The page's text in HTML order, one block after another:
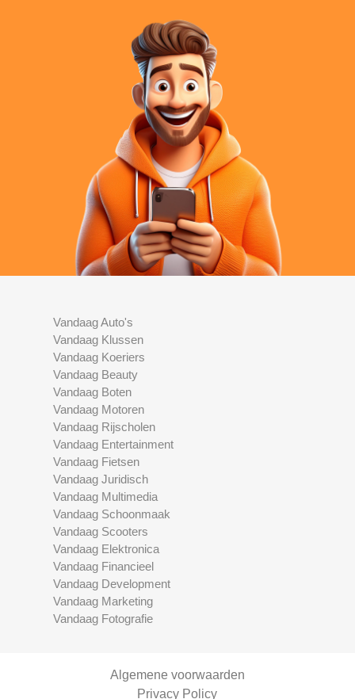
Vandaag Auto's
Vandaag Klussen
Vandaag Koeriers
Vandaag Beauty
Vandaag Boten
Vandaag Motoren
Vandaag Rijscholen
Vandaag Entertainment
Vandaag Fietsen
Vandaag Juridisch
Vandaag Multimedia
Vandaag Schoonmaak
Vandaag Scooters
Vandaag Elektronica
Vandaag Financieel
Vandaag Development
Vandaag Marketing
Vandaag Fotografie
Algemene voorwaarden
Privacy Policy